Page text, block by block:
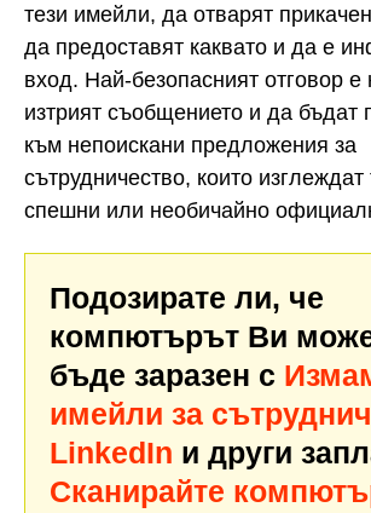
тези имейли, да отварят
да предоставят каквато и да е
вход. Най-безопасният отговор е
изтрият съобщението и да бъдат
към непоискани предложения за
сътрудничество, които
спешни или необичайно
Подозирате ли, че
компютърът Ви
бъде заразен с
имейли за
LinkedIn и други
Сканирайте